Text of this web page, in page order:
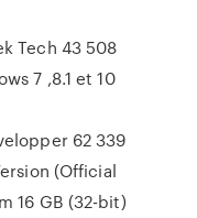
Tech 43 508
7 ,8.1 et 10
62 339
(Official
16 GB (32-bit)